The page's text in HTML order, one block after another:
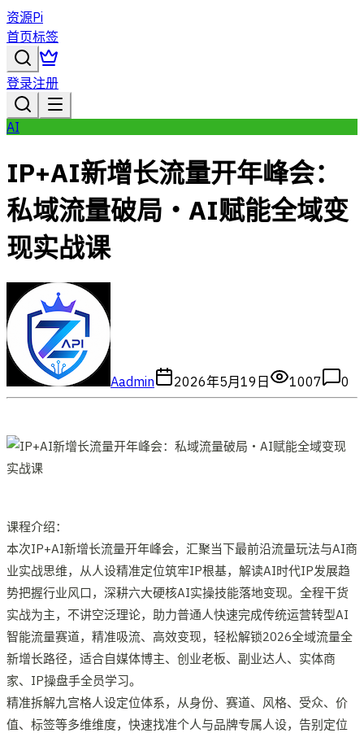
资源Pi
首页标签
登录注册
AI
IP+AI新增长流量开年峰会：
私域流量破局・AI赋能全域变
现实战课
Aadmin 2026年5月19日 1007 0
课程介绍：
本次IP+AI新增长流量开年峰会，汇聚当下最前沿流量玩法与AI商
业实战思维，从人设精准定位筑牢IP根基，解读AI时代IP发展趋
势把握行业风口，深耕六大硬核AI实操技能落地变现。全程干货
实战为主，不讲空泛理论，助力普通人快速完成传统运营转型AI
智能流量赛道，精准吸流、高效变现，轻松解锁2026全域流量全
新增长路径，适合自媒体博主、创业老板、副业达人、实体商
家、IP操盘手全员学习。
精准拆解九宫格人设定位体系，从身份、赛道、风格、受众、价
值、标签等多维维度，快速找准个人与品牌专属人设，告别定位